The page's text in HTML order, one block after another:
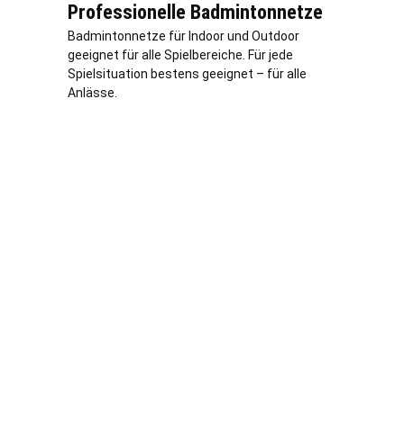
Professionelle Badmintonnetze
Badmintonnetze für Indoor und Outdoor
geeignet für alle Spielbereiche. Für jede
Spielsituation bestens geeignet – für alle
Anlässe.